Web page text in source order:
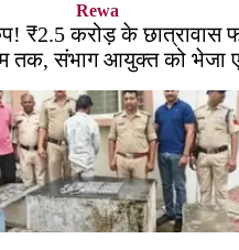
Rewa
₹2.5 करोड़ के छात्रावास
तक, संभाग आयुक्त को भेजा